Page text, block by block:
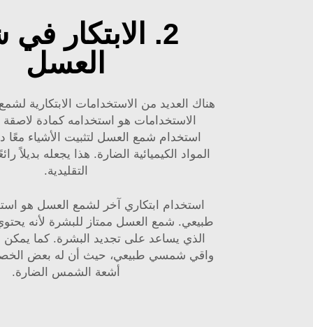
2. الابتكار
العسل
هناك العديد من الاستخدامات الابتكارية
الاستخدامات هو استخدامه كمادة
استخدام شمع العسل لتثبيت الأشياء معًا
المواد الكيميائية الضارة. هذا يجعله بديلاً
التقليدية.
استخدام ابتكاري آخر لشمع العسل هو
الذي يساعد على تجديد البشرة. كما
واقي شمسي طبيعي، حيث أن له بعض
أشعة الشمس الضارة.